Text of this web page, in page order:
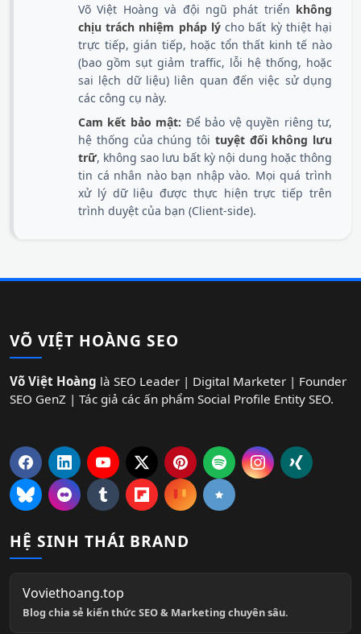
Võ Việt Hoàng và đội ngũ phát triển không
chịu trách nhiệm pháp lýcho bất kỳ thiệt hại
trực tiếp, gián tiếp, hoặc tổn thất kinh tế nào
(bao gồm sụt giảm traffic, lỗi hệ thống, hoặc
sai lệch dữ liệu) liên quan đến việc sử dụng
các công cụ này.
Cam kết bảo mật: Để bảo vệ quyền riêng tư,
hệ thống của chúng tôi tuyệt đối không lưu
trữ, không sao lưu bất kỳ nội dung hoặc thông
tin cá nhân nào bạn nhập vào. Mọi quá trình
xử lý dữ liệu được thực hiện trực tiếp trên
trình duyệt của bạn (Client-side).
VÕ VIỆT HOÀNG SEO
Võ Việt Hoàng là SEO Leader | Digital Marketer | Founder
SEO GenZ | Tác giả các ấn phẩm Social Profile Entity SEO.
HỆ SINH THÁI BRAND
Voviethoang.top
Blog chia sẻ kiến thức SEO & Marketing chuyên sâu.